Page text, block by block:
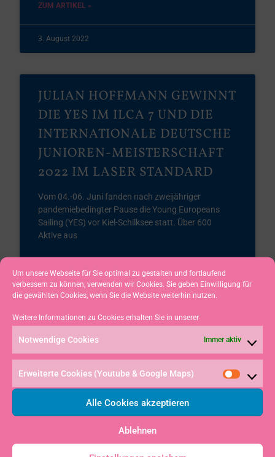
Um unsere Webseite für Sie optimal zu gestalten und fortlaufend
verbessern zu können, verwenden wir Cookies. Sie geben Einwilligung für
die gewählten Cookies, wenn Sie die Website weiterhin nutzen.
Weitere Informationen zu Cookies erhalten Sie in unserer
Notwendige Cookies Immer aktiv
Erweiterte Cookies (Youtube & Google Maps)
Alle Cookies akzeptieren
Ablehnen
ZUM ARTIKEL »
3. August 2022
JULIAN HOFFMANN GEWINNT
DIE YES IM ILCA 7 UND DIE
INTERNATIONALE DEUTSCHE
JUNIOREN-MEISTERSCHAFT
2022 IM LASER STANDARD
Vom 04.-06. Juni fanden nach zweijähriger
pandemiebedingter Pause die Young Europeans
Sailing (YES) vor Kiel-Schilksee statt. Über 600
Aktive aus
ZUM ARTIKEL »
1 … 3 4 5 6 7 … 25
JUGEND
JULIAN HOFFMANN BEI DER